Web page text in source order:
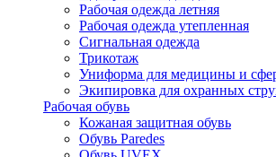
Рабочая одежда летняя
Рабочая одежда утепленная
Сигнальная одежда
Трикотаж
Униформа для медицины и
Экипировка для охранных
Рабочая обувь
Кожаная защитная обувь
Обувь Paredes